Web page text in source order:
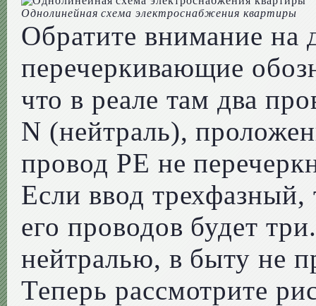
Однолинейная схема электроснабжения квартиры
Обратите внимание на
перечеркивающие
что в реале там два
N (нейтраль),
провод PE не
Если ввод трехфазный,
его проводов будет
нейтралью, в быту не
Теперь рассмотрите